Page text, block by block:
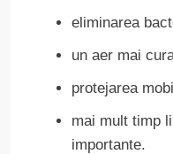
eliminarea
un aer mai
protejarea
mai mult timp
importante.